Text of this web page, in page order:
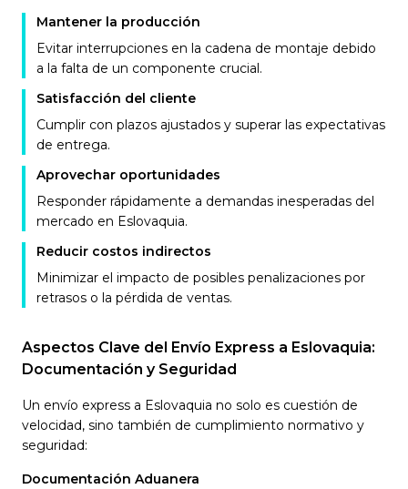
Mantener la producción
Evitar interrupciones en la cadena de montaje debido
a la falta de un componente crucial.
Satisfacción del cliente
Cumplir con plazos ajustados y superar las expectativas
de entrega.
Aprovechar oportunidades
Responder rápidamente a demandas inesperadas del
mercado en Eslovaquia.
Reducir costos indirectos
Minimizar el impacto de posibles penalizaciones por
retrasos o la pérdida de ventas.
Aspectos Clave del Envío Express a Eslovaquia:
Documentación y Seguridad
Un envío express a Eslovaquia no solo es cuestión de
velocidad, sino también de cumplimiento normativo y
seguridad:
Documentación Aduanera